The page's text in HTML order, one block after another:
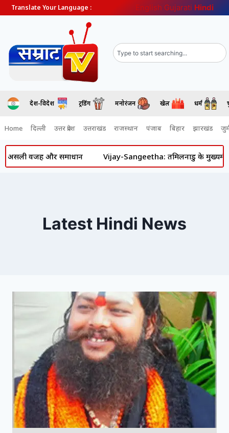
Translate Your Language : English Gujarati Hindi
देश-विदेश ट्रेंडिंग मनोरंजन खेल धर्म
Home दिल्ली उत्तर प्रदेश उत्तराखंड राजस्थान पंजाब बिहार झारखंड
वजह और समाधान Vijay-Sangeetha: तमिलनाडु के मुख्यमंत्री विजय
Latest Hindi News